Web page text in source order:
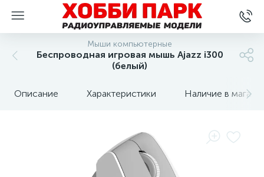
Мыши компьютерные
Беспроводная игровая мышь Ajazz i300
(белый)
Описание Характеристики Наличие в